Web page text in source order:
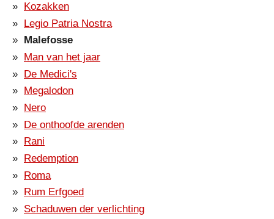
Kozakken
Legio Patria Nostra
Malefosse
Man van het jaar
De Medici's
Megalodon
Nero
De onthoofde arenden
Rani
Redemption
Roma
Rum Erfgoed
Schaduwen der verlichting